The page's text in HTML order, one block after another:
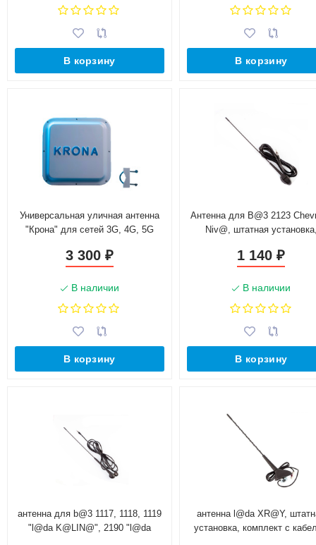
В корзину В корзину
Универсальная уличная антенна
"Крона" для сетей 3G, 4G, 5G
3 300 ₽
В наличии
В корзину
Антенна для B@3 2123
Niv@, штатная
1 140₽
В наличии
В корзину
антенна для b@3 1117, 1118, 1119
"l@da K@LIN@", 2190 "l@da
антенна l@da XR@Y,
установка, комплект с